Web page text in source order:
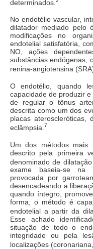
determinados.
No endotélio vascular,
dilatador mediado pelo
modificações no
endotelial satisfatória,
NO, ações
substâncias endógenas,
renina-angiotensina
O endotélio, quando
capacidade de produzir
de regular o tônus
descrita como um dos
placas ateroscleróticas,
eclâmpsia. 7
Um dos métodos mais
descrito pela primeira
denominado de
exame baseia-se na
provocada por
desencadeando a
quando íntegro,
forma, o método é
endotelial a partir da
Esse achado
situação de todo o
integridade ou pela
localizações